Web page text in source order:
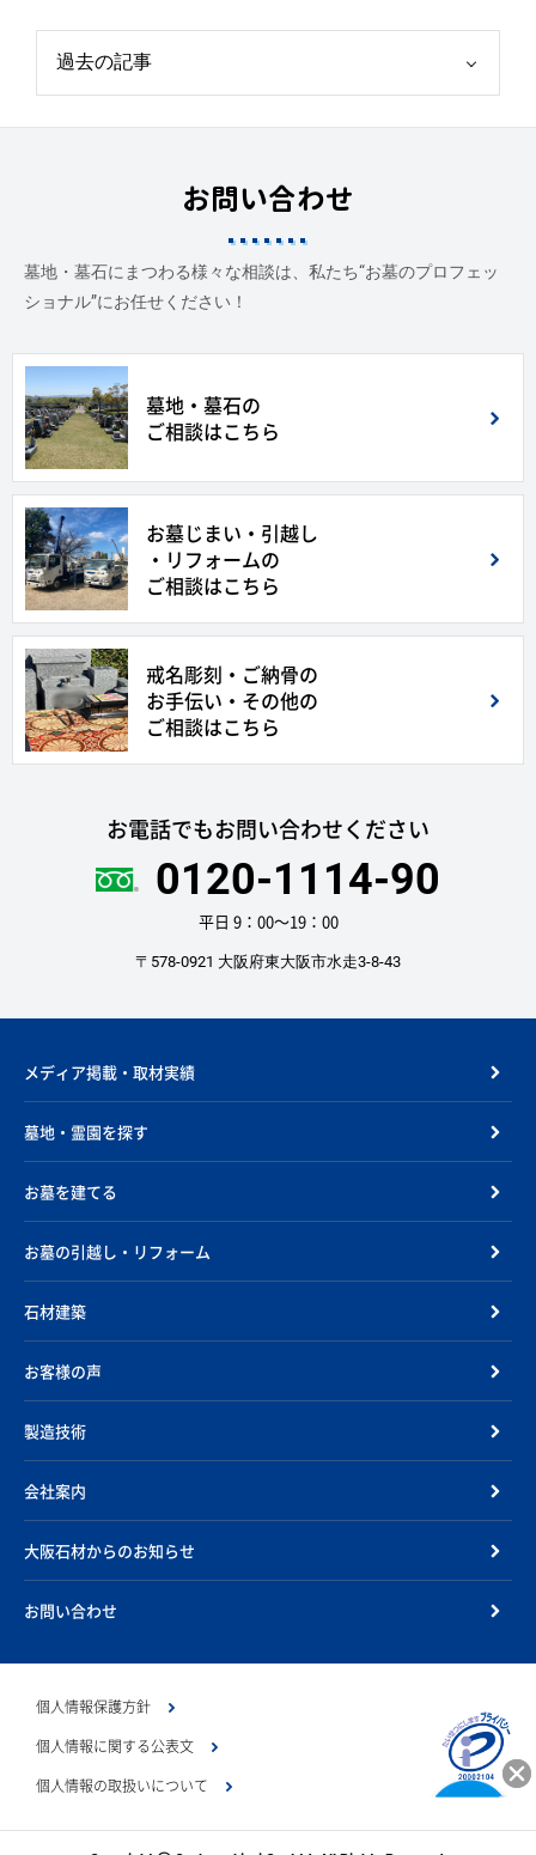
お問い合わせ
墓地・墓石にまつわる様々な相談は、私たち“お墓のプロフェッ
ショナル”にお任せください！
墓地・墓石の
ご相談はこちら
お墓じまい・引越し
・リフォームの
ご相談はこちら
戒名彫刻・ご納骨の
お手伝い・その他の
ご相談はこちら
お電話でもお問い合わせください
0120-1114-90
平日 9：00〜19：00
〒578-0921 大阪府東大阪市水走3-8-43
メディア掲載・取材実績
墓地・霊園を探す
お墓を建てる
お墓の引越し・リフォーム
石材建築
お客様の声
製造技術
会社案内
大阪石材からのお知らせ
お問い合わせ
個人情報保護方針
個人情報に関する公表文
個人情報の取扱いについて